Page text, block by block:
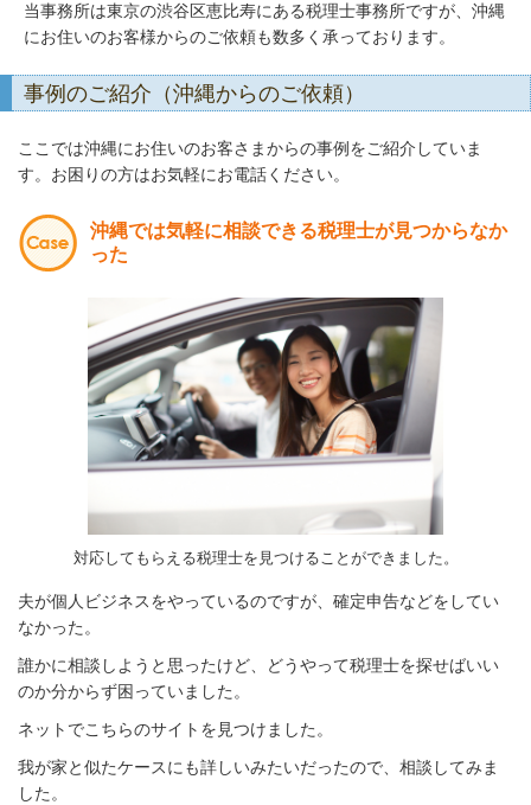
当事務所は東京の渋谷区恵比寿にある税理士事務所ですが、沖縄
にお住いのお客様からのご依頼も数多く承っております。
事例のご紹介（沖縄からのご依頼）
ここでは沖縄にお住いのお客さまからの事例をご紹介していま
す。お困りの方はお気軽にお電話ください。
沖縄では気軽に相談できる税理士が見つからなか
った
対応してもらえる税理士を見つけることができました。
夫が個人ビジネスをやっているのですが、確定申告などをしてい
なかった。
誰かに相談しようと思ったけど、どうやって税理士を探せばいい
のか分からず困っていました。
ネットでこちらのサイトを見つけました。
我が家と似たケースにも詳しいみたいだったので、相談してみま
した。